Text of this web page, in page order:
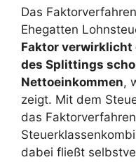
Das
Ehegatten
Faktor
des Splittings
Nettoeinkommen,
zeigt. Mit dem
das
dabei fließt